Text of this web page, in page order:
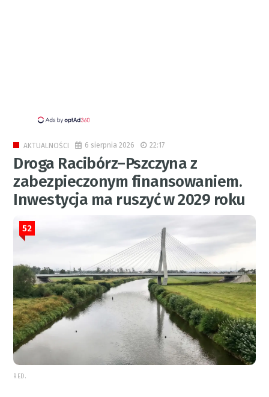
AKTUALNOŚCI 6 sierpnia 2026 22:17
Droga Racibórz–Pszczyna z
zabezpieczonym finansowaniem.
Inwestycja ma ruszyć w 2029 roku
52
RED.